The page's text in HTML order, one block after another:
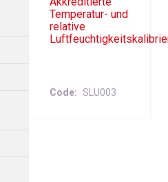
Temperatur- und
relative
Code SLU003